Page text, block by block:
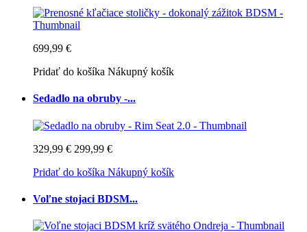
699,99 €
Pridať do košíka Nákupný košík
Sedadlo na obruby -...
329,99 € 299,99 €
Pridať do košíka Nákupný košík
Voľne stojaci BDSM...